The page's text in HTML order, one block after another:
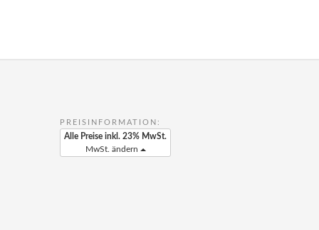
PREISINFORMATION:
Alle Preise inkl. 23% MwSt.
MwSt. ändern